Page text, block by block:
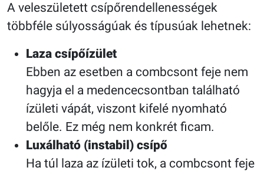
A veleszületett csípőrendellenességek
többféle súlyosságúak és típusúak lehetnek:
Laza csípőízület
Ebben az esetben a combcsont feje nem
hagyja el a medencecsontban található
ízületi vápát, viszont kifelé nyomható
belőle. Ez még nem konkrét ficam.
Luxálható (instabil) csípő
Ha túl laza az ízületi tok, a combcsont feje